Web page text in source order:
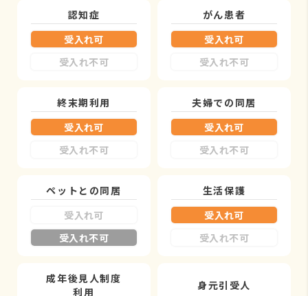
認知症
受入れ可
受入れ不可
がん患者
受入れ可
受入れ不可
終末期利用
受入れ可
受入れ不可
夫婦での同居
受入れ可
受入れ不可
ペットとの同居
受入れ可
受入れ不可
生活保護
受入れ可
受入れ不可
成年後見人制度
利用
身元引受人